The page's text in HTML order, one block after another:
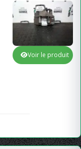
Voir le produit